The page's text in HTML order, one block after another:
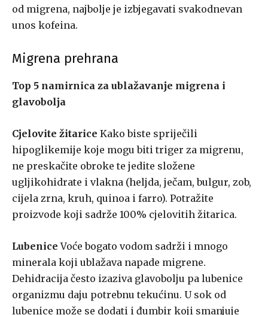
od migrena, najbolje je izbjegavati svakodnevan
unos kofeina.
Migrena prehrana
Top 5 namirnica za ublažavanje migrena i
glavobolja
Cjelovite žitarice Kako biste spriječili
hipoglikemije koje mogu biti triger za migrenu,
ne preskačite obroke te jedite složene
ugljikohidrate i vlakna (heljda, ječam, bulgur, zob,
cijela zrna, kruh, quinoa i farro). Potražite
proizvode koji sadrže 100% cjelovitih žitarica.
LubeniceVoće bogato vodom sadrži i mnogo
minerala koji ublažava napade migrene.
Dehidracija često izaziva glavobolju pa lubenice
organizmu daju potrebnu tekućinu. U sok od
lubenice može se dodati i đumbir koji smanjuje